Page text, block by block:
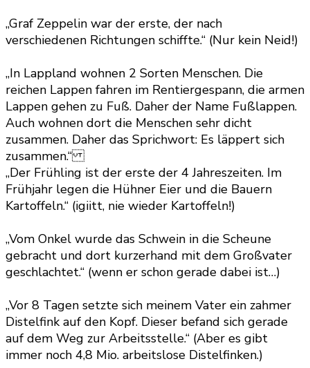
„Graf Zeppelin war der erste, der nach
verschiedenen Richtungen schiffte.“ (Nur kein Neid!)
„In Lappland wohnen 2 Sorten Menschen. Die
reichen Lappen fahren im Rentiergespann, die armen
Lappen gehen zu Fuß. Daher der Name Fußlappen.
Auch wohnen dort die Menschen sehr dicht
zusammen. Daher das Sprichwort: Es läppert sich
zusammen.“
„Der Frühling ist der erste der 4 Jahreszeiten. Im
Frühjahr legen die Hühner Eier und die Bauern
Kartoffeln.“ (igiitt, nie wieder Kartoffeln!)
„Vom Onkel wurde das Schwein in die Scheune
gebracht und dort kurzerhand mit dem Großvater
geschlachtet.“ (wenn er schon gerade dabei ist…)
„Vor 8 Tagen setzte sich meinem Vater ein zahmer
Distelfink auf den Kopf. Dieser befand sich gerade
auf dem Weg zur Arbeitsstelle.“ (Aber es gibt
immer noch 4,8 Mio. arbeitslose Distelfinken.)